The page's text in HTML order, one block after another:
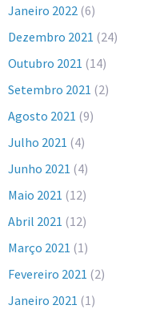
Janeiro 2022 (6)
Dezembro 2021 (24)
Outubro 2021 (14)
Setembro 2021 (2)
Agosto 2021 (9)
Julho 2021 (4)
Junho 2021 (4)
Maio 2021 (12)
Abril 2021 (12)
Março 2021 (1)
Fevereiro 2021 (2)
Janeiro 2021 (1)